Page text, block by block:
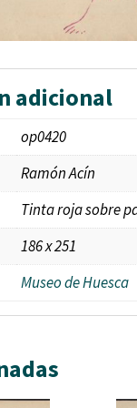
adicional
op0420
Ramón Acín
Tinta roja sobre
186 x 251
Museo de Huesca